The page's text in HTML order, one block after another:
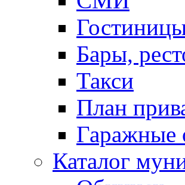
Бары,
Такси
План
Гаражные
Каталог